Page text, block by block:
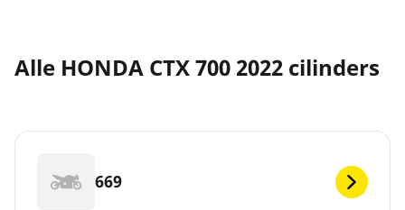
Alle HONDA CTX 700 2022 cilinders
669